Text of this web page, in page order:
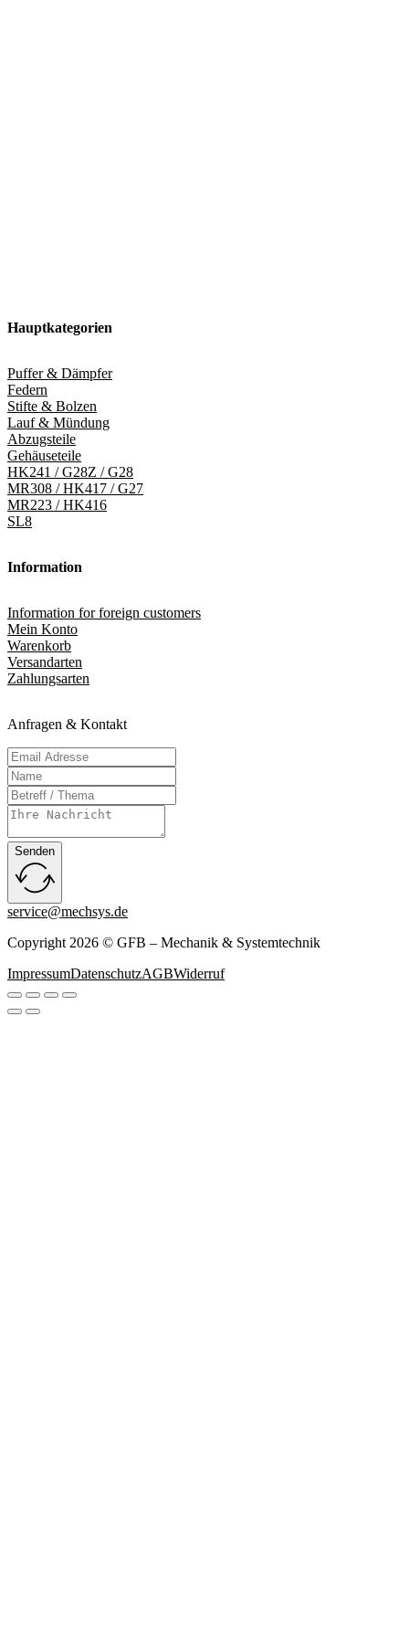
Hauptkategorien
Puffer & Dämpfer
Federn
Stifte & Bolzen
Lauf & Mündung
Abzugsteile
Gehäuseteile
HK241 / G28Z / G28
MR308 / HK417 / G27
MR223 / HK416
SL8
Information
Information for foreign customers
Mein Konto
Warenkorb
Versandarten
Zahlungsarten
Anfragen & Kontakt
Senden
service@mechsys.de
Copyright 2026 © GFB – Mechanik & Systemtechnik
ImpressumDatenschutzAGBWiderruf